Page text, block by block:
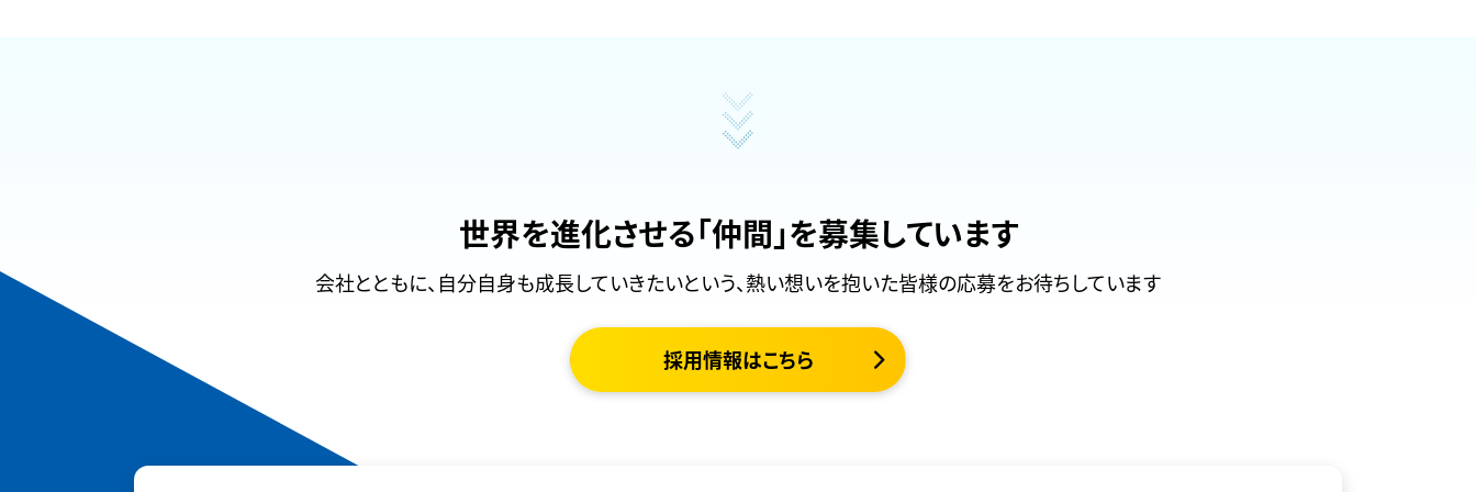
世界を進化させる「仲間」を募集しています
会社とともに、自分自身も成長していきたいという、熱い想いを抱いた皆様の応募をお待ちしています
採用情報はこちら